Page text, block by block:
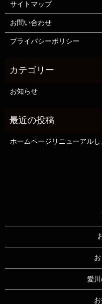
サイトマップ
お問い合わせ
プライバシーポリシー
お知らせ
ホームページリニューアルし
愛川